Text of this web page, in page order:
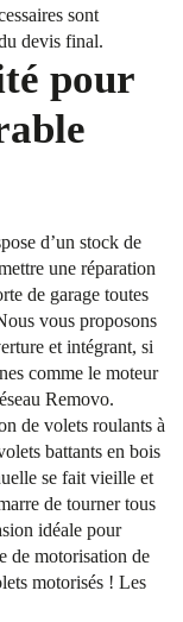
sont
devis final.
pour
d’un stock de
une réparation
de garage toutes
vous proposons
et intégrant, si
comme le moteur
Removo.
de volets roulants à
battants en bois
se fait vieille et
de tourner tous
idéale pour
de motorisation de
motorisés ! Les